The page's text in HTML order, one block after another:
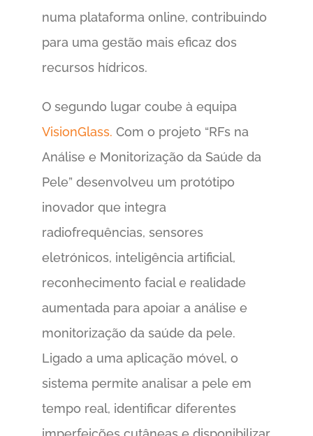
numa plataforma online, contribuindo
para uma gestão mais eficaz dos
recursos hídricos.
O segundo lugar coube à equipa
VisionGlass. Com o projeto “RFs na
Análise e Monitorização da Saúde da
Pele” desenvolveu um protótipo
inovador que integra
radiofrequências, sensores
eletrónicos, inteligência artificial,
reconhecimento facial e realidade
aumentada para apoiar a análise e
monitorização da saúde da pele.
Ligado a uma aplicação móvel, o
sistema permite analisar a pele em
tempo real, identificar diferentes